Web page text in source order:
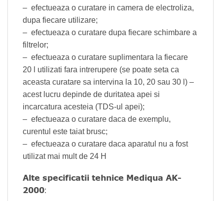
– efectueaza o curatare in camera de electroliza,
dupa fiecare utilizare;
– efectueaza o curatare dupa fiecare schimbare a
filtrelor;
– efectueaza o curatare suplimentara la fiecare
20 l utilizati fara intrerupere (se poate seta ca
aceasta curatare sa intervina la 10, 20 sau 30 l) –
acest lucru depinde de duritatea apei si
incarcatura acesteia (TDS-ul apei);
– efectueaza o curatare daca de exemplu,
curentul este taiat brusc;
– efectueaza o curatare daca aparatul nu a fost
utilizat mai mult de 24 H
Alte specificatii tehnice Mediqua AK-
2000: